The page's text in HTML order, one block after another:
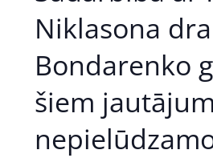
Niklasona
Bondarenko
šiem